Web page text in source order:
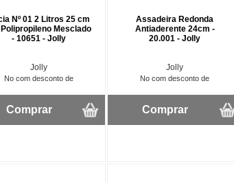
Nº 01 2 Litros 25 cm
Mesclado
- 10651 - Jolly
Jolly
No com desconto de
Comprar
Assadeira Redonda
Antiaderente 24cm -
20.001 - Jolly
Jolly
No com desconto de
Comprar